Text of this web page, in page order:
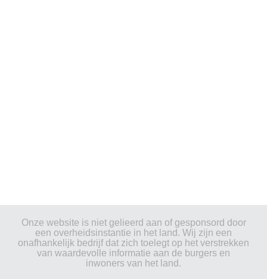
Onze website is niet gelieerd aan of gesponsord door
een overheidsinstantie in het land. Wij zijn een
onafhankelijk bedrijf dat zich toelegt op het verstrekken
van waardevolle informatie aan de burgers en
inwoners van het land.